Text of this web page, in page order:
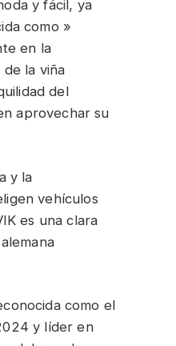
y fácil, ya
como »
en la
la viña
del
aprovechar su
y la
vehículos
es una clara
como el
y líder en